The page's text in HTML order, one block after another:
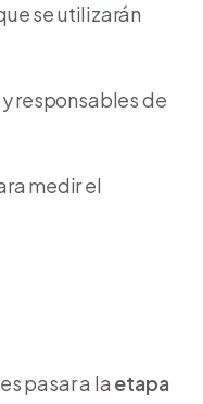
se utilizarán
responsables de
medir el
pasar a la etapa